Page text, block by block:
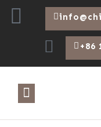
+86